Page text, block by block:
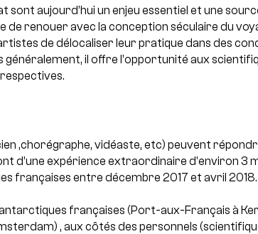
aujourd’hui un enjeu essentiel et une
de renouer avec la conception séculaire du
de délocaliser leur pratique dans des
il offre l’opportunité aux
,chorégraphe, vidéaste, etc) peuvent
d’une expérience extraordinaire d’environ 3
françaises entre décembre 2017 et avril 2018.
françaises (Port-aux-Français à
, aux côtés des personnels